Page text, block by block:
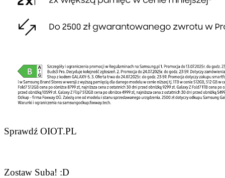
Sprawdź OIOT.PL
Zostaw Suba! :D